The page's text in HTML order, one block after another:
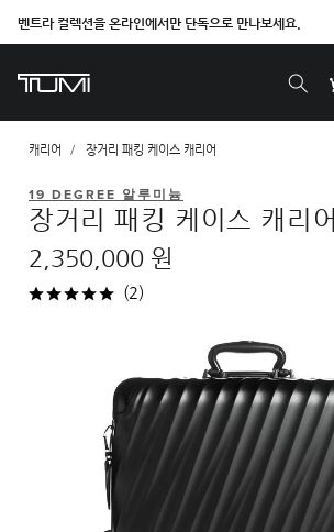
벤트라 컬렉션을 온라인에서만 단독으로 만나보세요.
캐리어 장거리 패킹 케이스 캐리어
19 DEGREE 알루미늄
장거리 패킹 케이스 캐리어
2,350,000 원
(2)